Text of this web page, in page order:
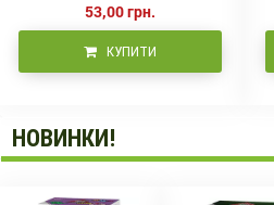
53,00 грн.
КУПИТИ
НОВИНКИ!